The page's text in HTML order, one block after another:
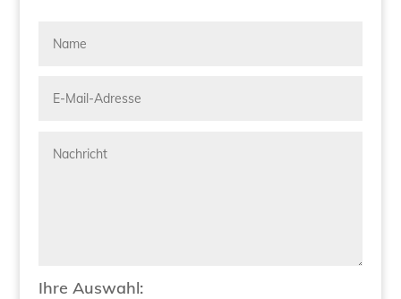
Ihre Auswahl: